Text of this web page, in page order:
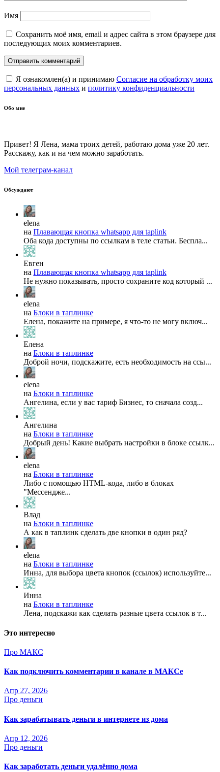
Имя
Сохранить моё имя, email и адрес сайта в этом браузере для
последующих моих комментариев.
Я ознакомлен(а) и принимаю Согласие на обработку моих
персональных данных и политику конфиденциальности
Обо мне
Привет! Я Лена, мама троих детей, работаю дома уже 20 лет.
Расскажу, как и на чем можно заработать.
Мой телеграм-канал
Обсуждают
elena
на Плавающая кнопка whatsapp для taplink
Оба кода доступны по ссылкам в теле статьи. Беспла...
Евген
на Плавающая кнопка whatsapp для taplink
Не нужно показывать, просто сохраните код который ...
elena
на Блоки в таплинке
Елена, покажите на примере, я что-то не могу включ...
Елена
на Блоки в таплинке
Доброй ночи, подскажите, есть необходимость на ссы...
elena
на Блоки в таплинке
Ангелина, если у вас тариф Бизнес, то сначала созд...
Ангелина
на Блоки в таплинке
Добрый день! Какие выбрать настройки в блоке ссылк...
elena
на Блоки в таплинке
Либо с помощью HTML-кода, либо в блоках
"Мессендже...
Влад
на Блоки в таплинке
А как в таплинк сделать две кнопки в один ряд?
elena
на Блоки в таплинке
Инна, для выбора цвета кнопок (ссылок) используйте...
Инна
на Блоки в таплинке
Лена, подскажи как сделать разные цвета ссылок в т...
Это интересно
Про МАКС
Как подключить комментарии в канале в МАКСе
Апр 27, 2026
Про деньги
Как зарабатывать деньги в интернете из дома
Апр 12, 2026
Про деньги
Как заработать деньги удалённо дома